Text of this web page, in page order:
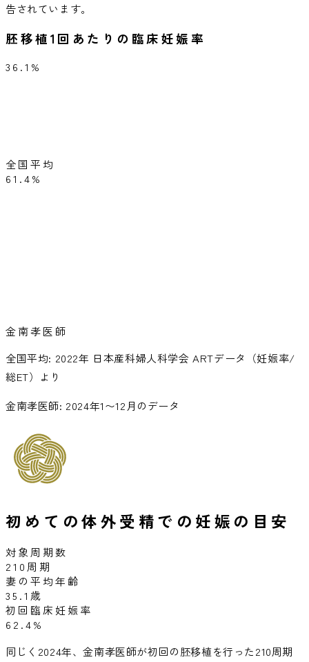
告されています。
胚移植1回あたりの臨床妊娠率
36.1%
全国平均
61.4%
金南孝医師
全国平均: 2022年 日本産科婦人科学会 ARTデータ（妊娠率/
総ET）より
金南孝医師: 2024年1〜12月のデータ
初めての体外受精での妊娠の目安
対象周期数
210 周期
妻の平均年齢
35.1 歳
初回臨床妊娠率
62.4%
同じく2024年、金南孝医師が初回の胚移植を行った210周期